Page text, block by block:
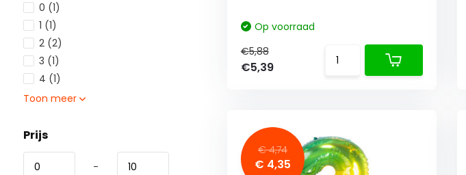
0 (1)
1 (1)
2 (2)
3 (1)
4 (1)
Toon meer
Prijs
-
Op voorraad
€5,88
€5,39
€ 4,74
€ 4,35